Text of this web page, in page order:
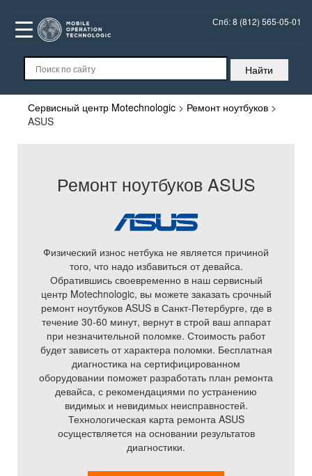
Спб:8 (812) 565-05-01
Сервисный центр Motechnologic > Ремонт ноутбуков >
ASUS
Ремонт ноутбуков ASUS
Физический износ нетбука не является причиной
того, что надо избавиться от девайса.
Обратившись своевременно в наш сервисный
центр Motechnologic, вы можете заказать срочный
ремонт ноутбуков ASUS в Санкт-Петербурге, где в
течение 30-60 минут, вернут в строй ваш аппарат
при незначительной поломке. Стоимость работ
будет зависеть от характера поломки. Бесплатная
диагностика на сертифицированном
оборудовании поможет разработать план ремонта
девайса, с рекомендациями по устранению
видимых и невидимых неисправностей.
Технологическая карта ремонта ASUS
осуществляется на основании результатов
диагностики.